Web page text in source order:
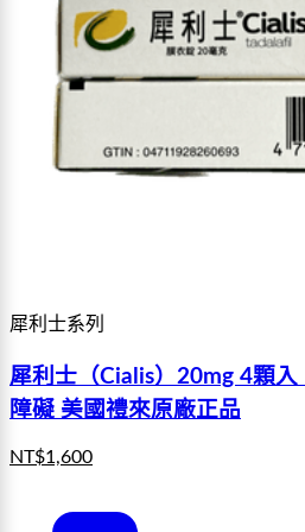
犀利士系列
犀利士（Cialis）20mg 4顆
障礙 美國禮來原廠正品
NT$1,600